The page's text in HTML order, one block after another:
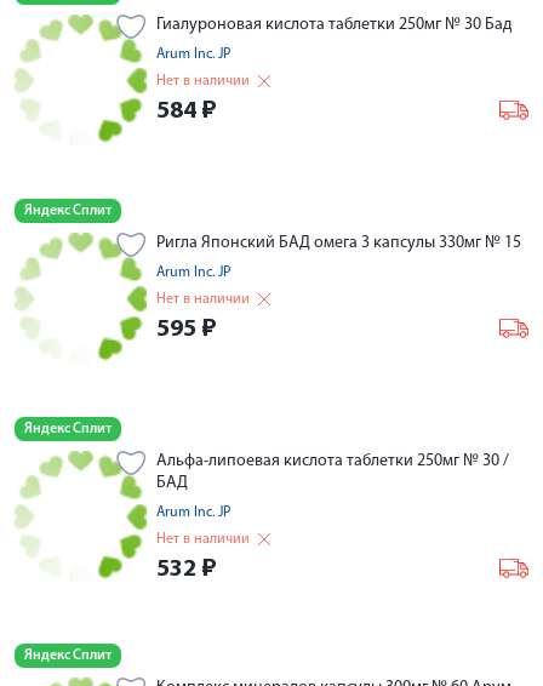
Гиалуроновая кислота таблетки 250мг № 30 Бад
Arum Inc. JP
Нет в наличии
584 ₽
Яндекс Сплит
Ригла Японский БАД омега 3 капсулы 330мг № 15
Arum Inc. JP
Нет в наличии
595 ₽
Яндекс Сплит
Альфа-липоевая кислота таблетки 250мг № 30 /
БАД
Arum Inc. JP
Нет в наличии
532 ₽
Яндекс Сплит